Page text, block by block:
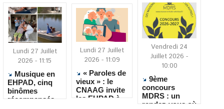
Lundi 27 Juillet
2026 - 11:15
Musique en
EHPAD, cinq
binômes
récompensés
Lundi 27 Juillet
2026 - 11:09
« Paroles de
vieux » : le
CNAAG invite
les EHPAD à
Vendredi 24
Juillet 2026 -
10:00
9ème
concours
MDRS : un
rendez-vous où